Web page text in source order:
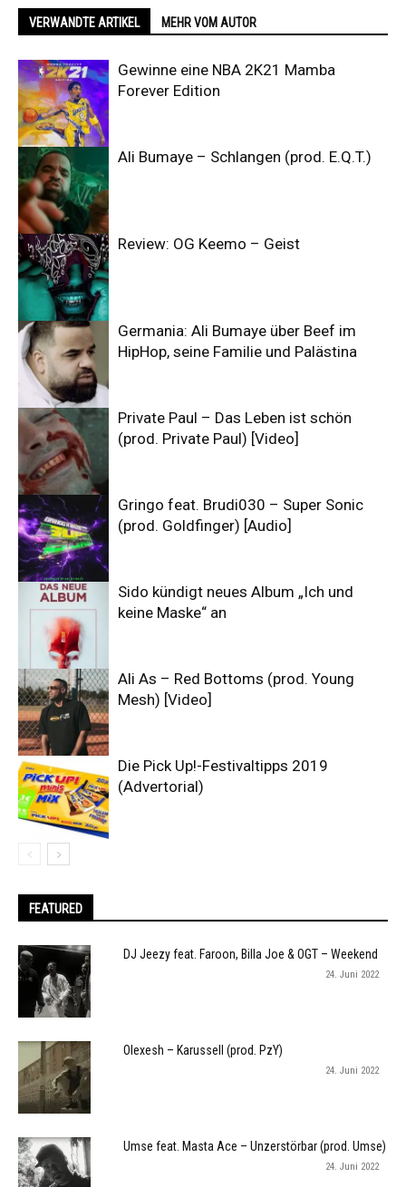
VERWANDTE ARTIKEL MEHR VOM AUTOR
Gewinne eine NBA 2K21 Mamba
Forever Edition
Ali Bumaye – Schlangen (prod. E.Q.T.)
Review: OG Keemo – Geist
Germania: Ali Bumaye über Beef im
HipHop, seine Familie und Palästina
Private Paul – Das Leben ist schön
(prod. Private Paul) [Video]
Gringo feat. Brudi030 – Super Sonic
(prod. Goldfinger) [Audio]
Sido kündigt neues Album „Ich und
keine Maske“ an
Ali As – Red Bottoms (prod. Young
Mesh) [Video]
Die Pick Up!-Festivaltipps 2019
(Advertorial)
FEATURED
DJ Jeezy feat. Faroon, Billa Joe & OGT – Weekend
24. Juni 2022
Olexesh – Karussell (prod. PzY)
24. Juni 2022
Umse feat. Masta Ace – Unzerstörbar (prod. Umse)
24. Juni 2022